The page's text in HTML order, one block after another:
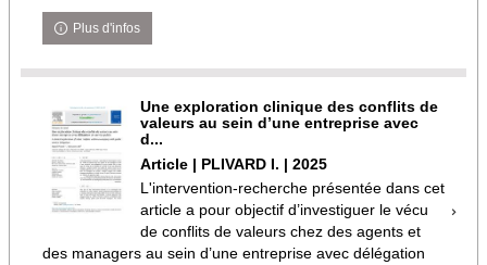
Plus d'infos
Une exploration clinique des conflits de
valeurs au sein d’une entreprise avec
d...
Article | PLIVARD I. | 2025
L'intervention-recherche présentée dans cet
article a pour objectif d’investiguer le vécu
de conflits de valeurs chez des agents et
des managers au sein d’une entreprise avec délégation